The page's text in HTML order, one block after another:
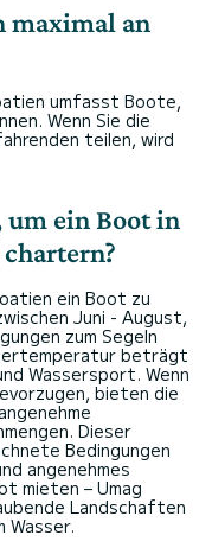
maximal an
umfasst Boote,
Wenn Sie die
teilen, wird
um ein Boot in
ein Boot zu
Juni - August,
zum Segeln
beträgt
Wassersport. Wenn
bieten die
Dieser
Bedingungen
angenehmes
mieten – Umag
Landschaften
Wasser.